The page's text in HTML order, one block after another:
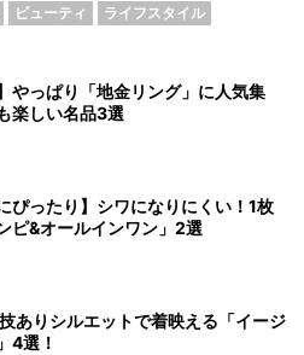
ビューティ ライフスタイル
やっぱり「地金リング」に人気集
楽しい名品3選
ぴったり】シワになりにくい！1枚
ピ&オールインワン」2選
技ありシルエットで着映える「イージ
4選！